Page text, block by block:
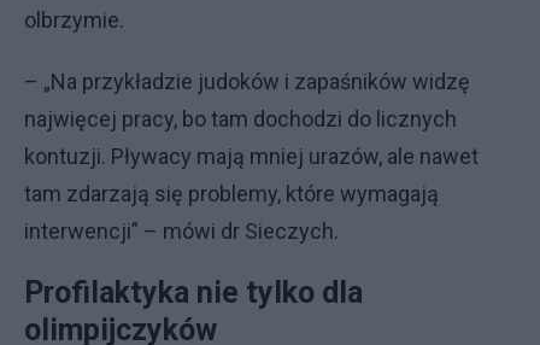
olbrzymie.
– „Na przykładzie judoków i zapaśników widzę
najwięcej pracy, bo tam dochodzi do licznych
kontuzji. Pływacy mają mniej urazów, ale nawet
tam zdarzają się problemy, które wymagają
interwencji” – mówi dr Sieczych.
Profilaktyka nie tylko dla
olimpijczyków